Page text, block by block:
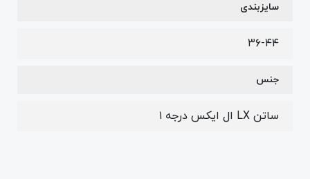
سایزبندی
۳۶-۴۴
جنس
ساتن LX ال ایکس درجه ۱